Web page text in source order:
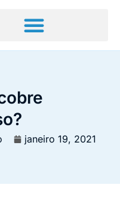
janeiro 19, 2021